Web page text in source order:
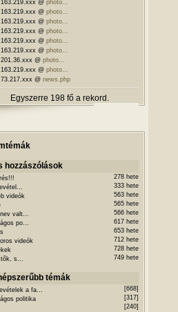
@ photo...
@ photo...
@ photo...
@ photo...
@ photo...
@ photo...
@ photo...
@ photo...
@ news.php
Egyszerre 198 fő a rekord.
hozzászólások
278 hete
333 hete
videók
563 hete
565 hete
valt...
566 hete
po...
617 hete
653 hete
videók
712 hete
728 hete
s...
749 hete
témák
a fa...
[668]
politika
[317]
[240]